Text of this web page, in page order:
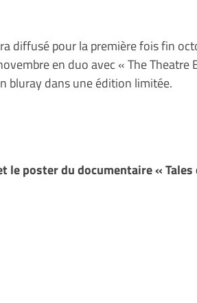
diffusé pour la première fois fin
en duo avec « The Theatre
bluray dans une édition limitée.
le poster du documentaire «